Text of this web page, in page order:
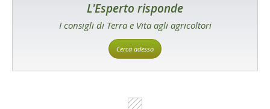
L'Esperto risponde
I consigli di Terra e Vita agli agricoltori
Cerca adesso